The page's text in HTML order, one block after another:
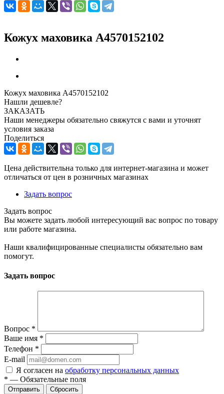
Кожух маховика A4570152102
Кожух маховика A4570152102
Нашли дешевле?
ЗАКАЗАТЬ
Наши менеджеры обязательно свяжутся с вами и уточнят
условия заказа
Поделиться
Цена действительна только для интернет-магазина и может
отличаться от цен в розничных магазинах
Задать вопрос
Задать вопрос
Вы можете задать любой интересующий вас вопрос по товару
или работе магазина.
Наши квалифицированные специалисты обязательно вам
помогут.
Задать вопрос
Вопрос *
Ваше имя *
Телефон *
E-mail
Я согласен на обработку персональных данных
* — Обязательные поля
Сбросить